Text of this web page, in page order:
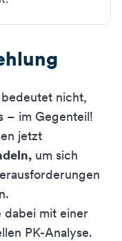
nicht,
– im Gegenteil!
jetzt
um sich
dabei mit einer
PK-Analyse.